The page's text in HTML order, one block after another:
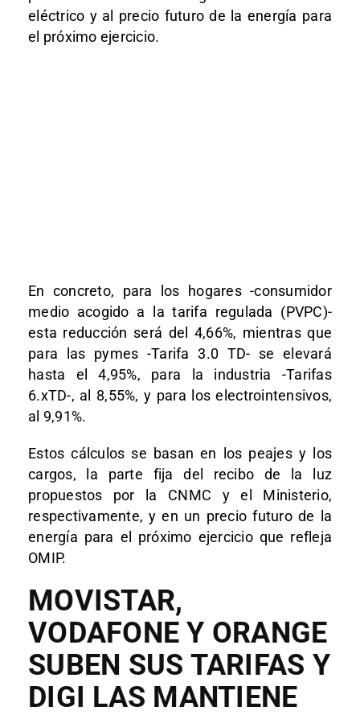
eléctrico y al precio futuro de la energía para
el próximo ejercicio.
En concreto, para los hogares -consumidor
medio acogido a la tarifa regulada (PVPC)-
esta reducción será del 4,66%, mientras que
para las pymes -Tarifa 3.0 TD- se elevará
hasta el 4,95%, para la industria -Tarifas
6.xTD-, al 8,55%, y para los electrointensivos,
al 9,91%.
Estos cálculos se basan en los peajes y los
cargos, la parte fija del recibo de la luz
propuestos por la CNMC y el Ministerio,
respectivamente, y en un precio futuro de la
energía para el próximo ejercicio que refleja
OMIP.
MOVISTAR,
VODAFONE Y ORANGE
SUBEN SUS TARIFAS Y
DIGI LAS MANTIENE